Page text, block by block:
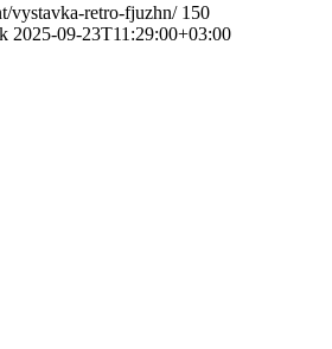
vystavka-retro-fjuzhn/ 150
2025-09-23T11:29:00+03:00